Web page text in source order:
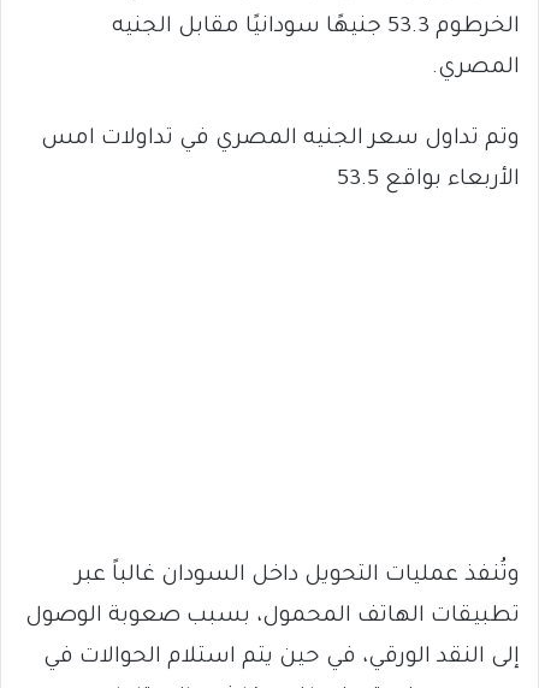
الخرطوم 53.3 جنيهًا سودانيًا مقابل الجنيه
المصري.
وتم تداول سعر الجنيه المصري في تداولات امس
الأربعاء بواقع 53.5
وتُنفذ عمليات التحويل داخل السودان غالباً عبر
تطبيقات الهاتف المحمول، بسبب صعوبة الوصول
إلى النقد الورقي، في حين يتم استلام الحوالات في